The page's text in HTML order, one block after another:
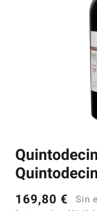
Catas y Actividades
169,80 € Sin